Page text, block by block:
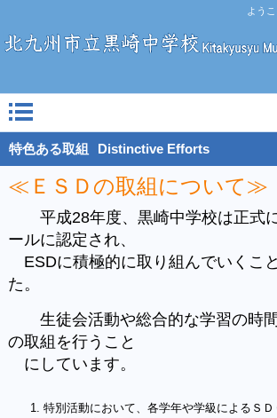
よう
特色ある取組 Distinctive Efforts
≪ＥＳＤの取組について≫
平成28年度、黒崎中学校は正式
ールに認定され、
ESDに積極的に取り組んでいくこ
た。
生徒会活動や総合的な学習の時
の取組を行うこと
にしています。
特別活動において、各学年や学級によるＳＤ